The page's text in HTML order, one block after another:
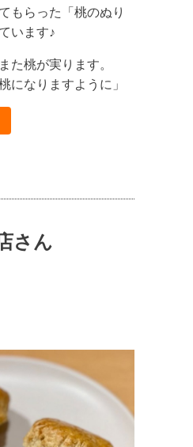
もらった「桃のぬり
います♪
た桃が実ります。
になりますように」
さん